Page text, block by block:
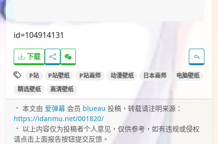
id=104914131
下载
P站 P站壁纸 P站画师 动漫壁纸 日本画师
电脑壁纸
精选壁纸
高清壁纸
本文由 爱弹幕 会员 blueau 投稿，转载请注明来源：
https://idanmu.net/001820/
以上内容仅为投稿者个人意见，仅供参考，如有违规或侵权
请点击上面报告按钮提交反馈。